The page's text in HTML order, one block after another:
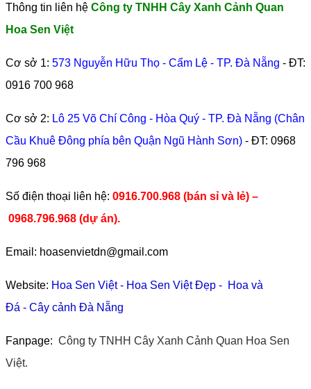
Thông tin liên hệ Công ty TNHH Cây Xanh Cảnh Quan
Hoa Sen Việt
Cơ sở 1: 573 Nguyễn Hữu Thọ - Cẩm Lệ - TP. Đà Nẵng - ĐT:
0916 700 968
Cơ sở 2: Lô 25 Võ Chí Công - Hòa Quý - TP. Đà Nẵng (Chân
Cầu Khuê Đông phía bên Quận Ngũ Hành Sơn) - ĐT: 0968
796 968
​Số điện thoại liên hệ: 0916.700.968 (bán sỉ và lẻ) –
0968.796.968 (dự án).
Email: hoasenvietdn@gmail.com
Website: Hoa Sen Việt- Hoa Sen Việt Đẹp - Hoa và
Đá - Cây cảnh Đà Nẵng
Fanpage: Công ty TNHH Cây Xanh Cảnh Quan Hoa Sen
Việt.